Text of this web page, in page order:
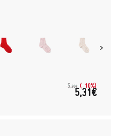
5,90€ (-10%)
5,31€